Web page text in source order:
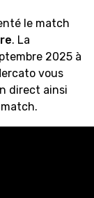
le match
. La
2025 à
vous
direct ainsi